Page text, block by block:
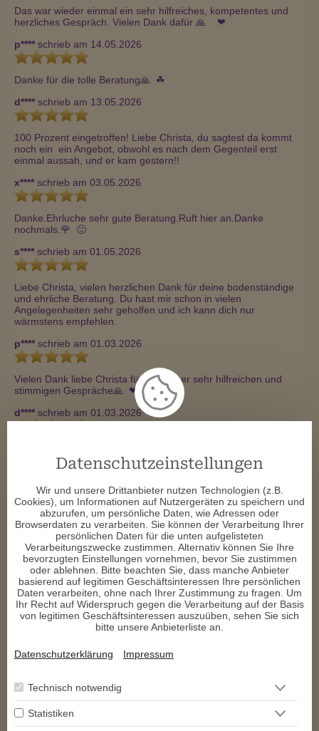
Das war wieder einmal ein sehr hilfreiches, kompetentes und
herzliches Gespräch. Vielen Dank dafür 🙏    ❤
p**** schrieb am 14.05.2026
Danke für die tolle Beratung🙏  ☘ ️
d**** schrieb am 13.05.2026
100 Prozent eingetroffen! Liebe Christa, du sagtest da kommt
noch ein  ein Angebot, obwohl es nach dem Gegenteil erst
einmal aussah, und er kam gestern!!
x**** schrieb am 03.05.2026
Danke.Ehrluche sehr gute Beratung.Ruft hier an.Danke
nochmals.🌹  🙂
s**** schrieb am 01.05.2026
Liebe Christa, vielen herzlichen Dank für deine bodenständige
und ehrliche Beratung. Du hast mir schon in vielen
Angelegenheiten sehr geholfen und ich kann dich nur
wärmstens empfehlen.
p**** schrieb am 01.03.2026
Vielen Dank liebe Christa für die immer sehr hilfreichen und
stimmigen Gespräche🙏  ❤ ️
d**** schrieb am 01.03.2026
Treffsicher kann ich nur bestätigen
Habe die Beratung als sehr einfühlsam empfunden und freue
mich auf das nächste Gespräch
s****schrieb am 28.01.2026
Liebe Christa,
ich danke dir von Herzen für das gute und bodenständige
Gespräch.
schrieb am 21.01.2026
1 2 3 4 5 6 > >>
Datenschutzeinstellungen
Wir und unsere Drittanbieter nutzen Technologien (z.B.
Cookies), um Informationen auf Nutzergeräten zu speichern und
abzurufen, um persönliche Daten, wie Adressen oder
Browserdaten zu verarbeiten. Sie können der Verarbeitung Ihrer
persönlichen Daten für die unten aufgelisteten
Verarbeitungszwecke zustimmen. Alternativ können Sie Ihre
bevorzugten Einstellungen vornehmen, bevor Sie zustimmen
oder ablehnen. Bitte beachten Sie, dass manche Anbieter
basierend auf legitimen Geschäftsinteressen Ihre persönlichen
Daten verarbeiten, ohne nach Ihrer Zustimmung zu fragen. Um
Ihr Recht auf Widerspruch gegen die Verarbeitung auf der Basis
von legitimen Geschäftsinteressen auszuüben, sehen Sie sich
bitte unsere Anbieterliste an.
Datenschutzerklärung Impressum
Technisch notwendig
Statistiken